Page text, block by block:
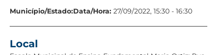
Município/Estado:Data/Hora: 27/09/2022, 15:30 - 16:30
Local